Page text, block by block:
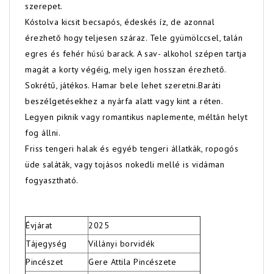
szerepet.
Kóstolva kicsit becsapós, édeskés íz, de azonnal
érezhető hogy teljesen száraz. Tele gyümölccsel, talán
egres és fehér húsú barack. A sav- alkohol szépen tartja
magát a korty végéig, mely igen hosszan érezhető.
Sokrétű, játékos. Hamar bele lehet szeretni.Baráti
beszélgetésekhez a nyárfa alatt vagy kint a réten.
Legyen piknik vagy romantikus naplemente, méltán helyt
fog állni.
Friss tengeri halak és egyéb tengeri állatkák, ropogós
üde saláták, vagy tojásos nokedli mellé is vidáman
fogyasztható.
Évjárat
2025
Tájegység
Villányi borvidék
Pincészet
Gere Attila Pincészete